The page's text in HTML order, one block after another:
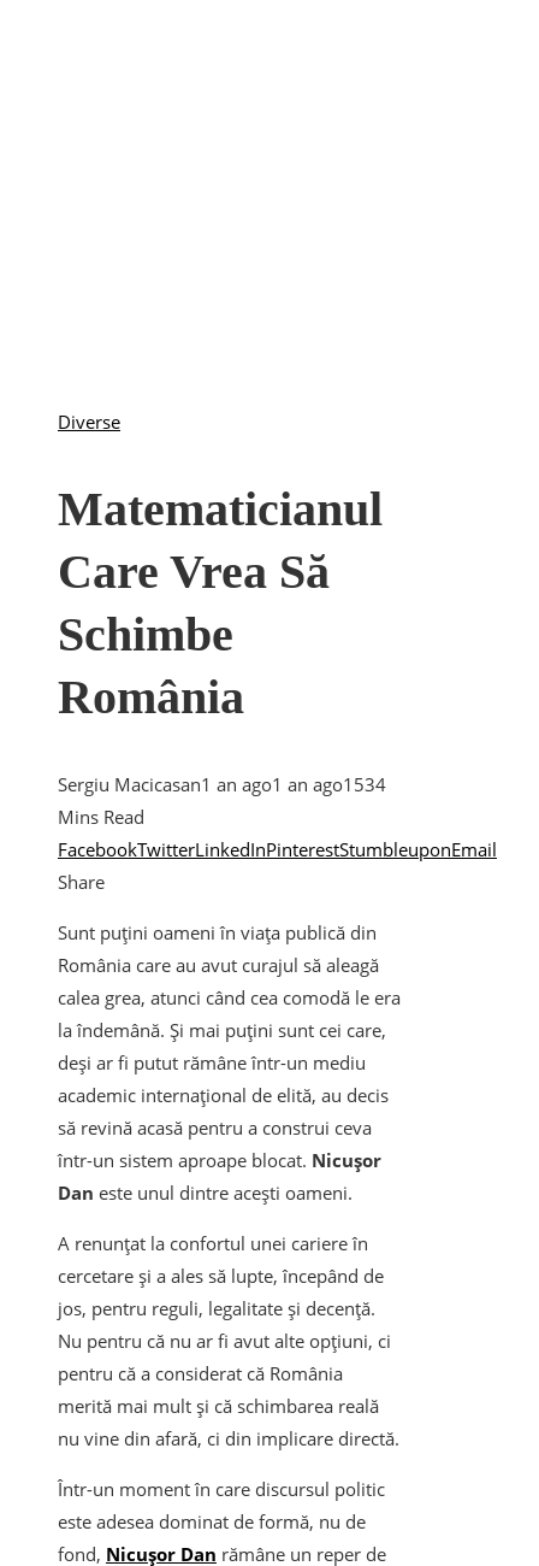
Diverse
Matematicianul
Care Vrea Să
Schimbe
România
Sergiu Macicasan1 an ago1 an ago1534
Mins Read
FacebookTwitterLinkedInPinterestStumbleuponEmail
Share
Sunt puțini oameni în viața publică din
România care au avut curajul să aleagă
calea grea, atunci când cea comodă le era
la îndemână. Și mai puțini sunt cei care,
deși ar fi putut rămâne într-un mediu
academic internațional de elită, au decis
să revină acasă pentru a construi ceva
într-un sistem aproape blocat. Nicușor
Dan este unul dintre acești oameni.
A renunțat la confortul unei cariere în
cercetare și a ales să lupte, începând de
jos, pentru reguli, legalitate și decență.
Nu pentru că nu ar fi avut alte opțiuni, ci
pentru că a considerat că România
merită mai mult și că schimbarea reală
nu vine din afară, ci din implicare directă.
Într-un moment în care discursul politic
este adesea dominat de formă, nu de
fond, Nicușor Dan rămâne un reper de